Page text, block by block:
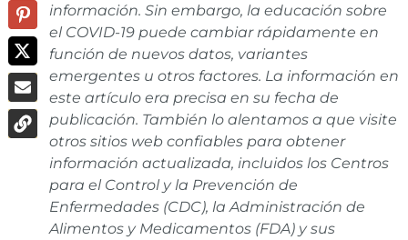
información. Sin embargo, la educación sobre
el COVID-19 puede cambiar rápidamente en
función de nuevos datos, variantes
emergentes u otros factores. La información en
este artículo era precisa en su fecha de
publicación. También lo alentamos a que visite
otros sitios web confiables para obtener
información actualizada, incluidos los Centros
para el Control y la Prevención de
Enfermedades (CDC), la Administración de
Alimentos y Medicamentos (FDA) y sus